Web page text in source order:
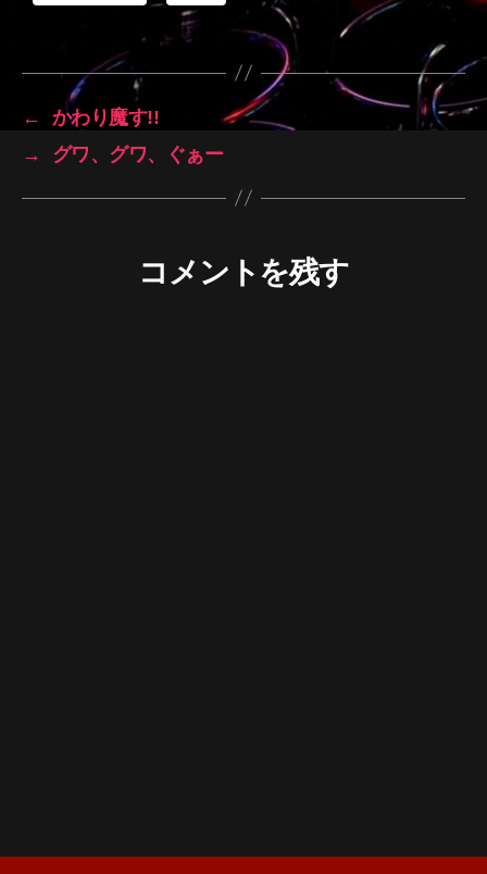
←
かわり魔す!!
→
グワ、グワ、ぐぁー
コメントを残す